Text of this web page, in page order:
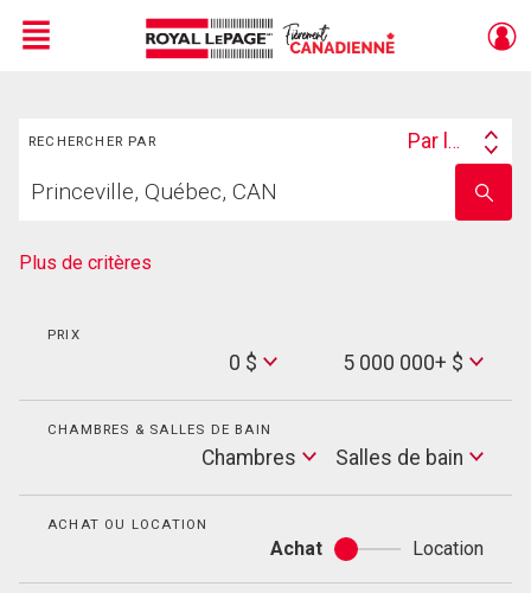
Menu
RECHERCHER PAR
Search
Par lieu
votre
nom
Plus de critères
PRIX
0 $
Max
Price
5 000 000+ $
CHAMBRES & SALLES DE BAIN
Chambres
Salles
de
Salles de bain
ACHAT OU LOCATION
Achat
Achat
ou
Location